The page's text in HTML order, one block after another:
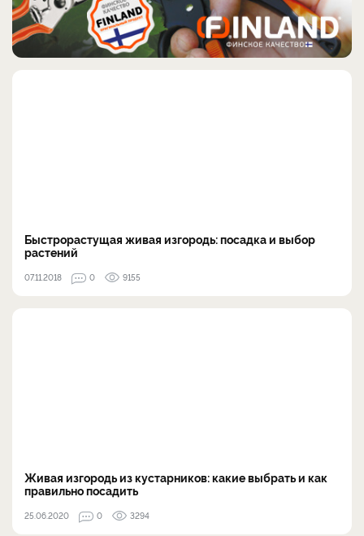
Быстрорастущая живая изгородь: посадка и выбор
растений
07.11.2018 0 9155
Живая изгородь из кустарников: какие выбрать и как
правильно посадить
25.06.2020 0 3294